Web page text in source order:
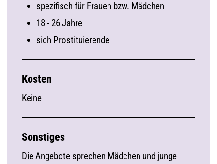
spezifisch für Frauen bzw. Mädchen
18 - 26 Jahre
sich Prostituierende
Kosten
Keine
Sonstiges
Die Angebote sprechen Mädchen und junge